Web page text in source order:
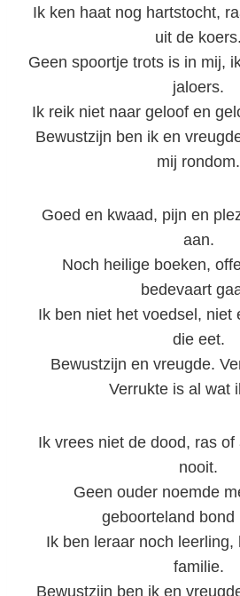
Ik ken haat nog hartstocht,
uit de koers.
Geen spoortje trots is in mij,
jaloers.
Ik reik niet naar geloof en
Bewustzijn ben ik en
mij rondom.
Goed en kwaad, pijn en
aan.
Noch heilige boeken,
bedevaart
Ik ben niet het voedsel, niet
die eet.
Bewustzijn en vreugde.
Verrukte is al wat
Ik vrees niet de dood, ras
nooit.
Geen ouder noemde
geboorteland bond
Ik ben leraar noch leerling,
familie.
Bewustzijn ben ik en